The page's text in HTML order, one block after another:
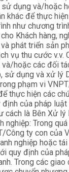
dụng và/hoặc
khác để thực
như chương
Khách hàng,
phát triển sản
vụ thu cước v.v.
hoặc các đối
sử dụng và xử lý
phạm vi
thực hiện các
định của pháp
cách là Bên Xử lý
nghiệp: Trong
Công ty con của
nghiệp hoặc
quy định của
Trong các giao